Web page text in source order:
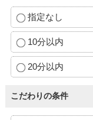
指定なし
10分以内
20分以内
こだわりの条件